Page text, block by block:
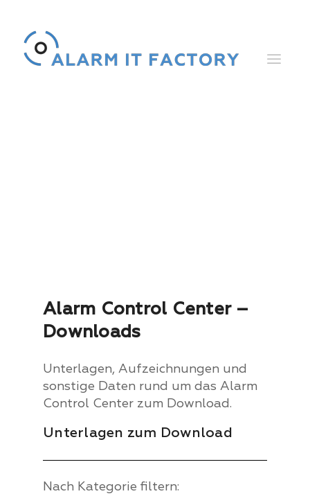
Alarm Control Center –
Downloads
Unterlagen, Aufzeichnungen und
sonstige Daten rund um das Alarm
Control Center zum Download.
Unterlagen zum Download
Nach Kategorie filtern: